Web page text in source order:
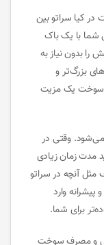
کیا سراتو بین
این یعنی شما با یک باک
را بدون نیاز به
بزرگ‌تر و
سوخت یک مزیت
وقتی در
مدت زمان زیادی
مثل آنچه در سراتو
وارد
برای شما.
و مصرف سوخت